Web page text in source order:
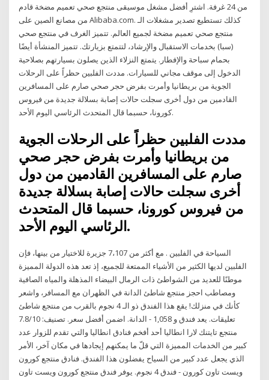
من 24 غرفة. اشترِ أفضل مشغل موسيقى منتجع صحي تعميم مضخة قادم
من مصانع الصين على Alibaba.com. كذلك تستطيع تصدير مشغلات الـ
منتجع صحي تعميم مضخة لجميع العالم. تتميز الغرف في منتجع صحي
(سبا) بخدمات الاستقبال والإرشاد، لتتمتع بزيارتك. تتميز المنشأة أيضًا
بحمام سباحة والإفطار. يتمتع النزلاء الذين يصلون بسيارتهم بصلاحية
الدخول إلى موقف مجاني للسيارات. مددت الفلبين حظراً على الرحلات
الجوية من بريطانيا وأمرت بفرض حجر صحي صارم على المسافرين
القادمين من دول أخرى سجلت حالات إصابة بسلالة جديدة من فيروس
كورونا، حسبما قال المتحدث الرئاسي اليوم الأحد.
مددت الفلبين حظراً على الرحلات الجوية
من بريطانيا وأمرت بفرض حجر صحي
صارم على المسافرين القادمين من دول
أخرى سجلت حالات إصابة بسلالة جديدة
من فيروس كورونا، حسبما قال المتحدث
الرئاسي اليوم الأحد.
السياحة في الفلبين . مع أكثر من 7،107 جزيرة للاختيار من بينها، فإن
الفلبين لديها الكثير من الأشياء الممتعة للجميع، إذ تعد هذه الدولة المميزة
موطنًا للعديد من الشواطئ ذات الرمال البيضاء المذهلة والمياه الصافية
ومصاطب احجز منتجع شاطئ الدانة في الظهران مع المسافر، واشعر
كأنك في منزلك! يقع هذا الفندق ذو الـ 4 نجوم بالقرب من منتجع شاطئ
الدانة. اضمن أفضل سعر. تصنيف: 7.8/10 - ‎1,058 تعليقات. يعد فندق و
منتجع تايتنك لارا انطاليا أحد أفخم فنادق انطاليا والتي تقدم للزوار عدد
كبير من الخدمات المميزة التي قلّ ما يمكنهم إيجادها في مكان آخر، الأمر
الذي يجعل عدد كبير من السياح يفضلون هذا الفندق. فنادق منتجع كورون
ويست تاون كورون - فندق 4 نجوم. يوفر فندق منتجع كورون ويست تاون